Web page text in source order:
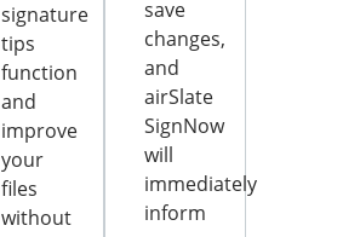
signature
tips
function
and
improve
your
files
without
save
changes,
and
airSlate
SignNow
will
immediately
inform